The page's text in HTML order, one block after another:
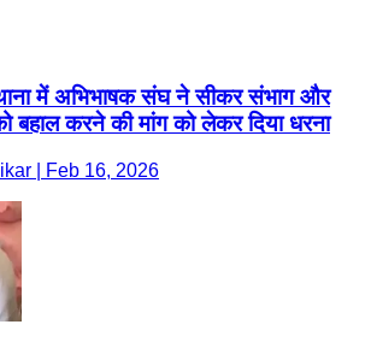
में अभिभाषक संघ ने सीकर संभाग और
बहाल करने की मांग को लेकर दिया धरना
| Feb 16, 2026